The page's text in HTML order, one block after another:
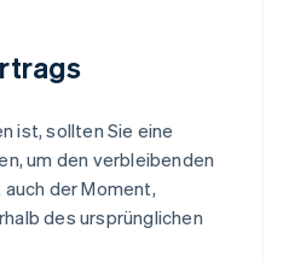
ist, sollten Sie eine
um den verbleibenden
der Moment,
des ursprünglichen